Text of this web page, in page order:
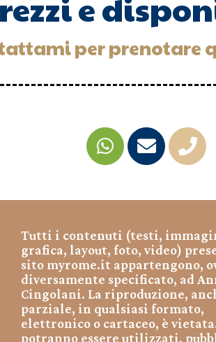
per prenotare
Tutti i contenuti (testi,
grafica, layout, foto, video)
sito myrome.it appartengono,
diversamente specificato, ad
Cingolani. La riproduzione,
parziale, in qualsiasi formato,
elettronico o cartaceo, è
potranno essere utilizzati,